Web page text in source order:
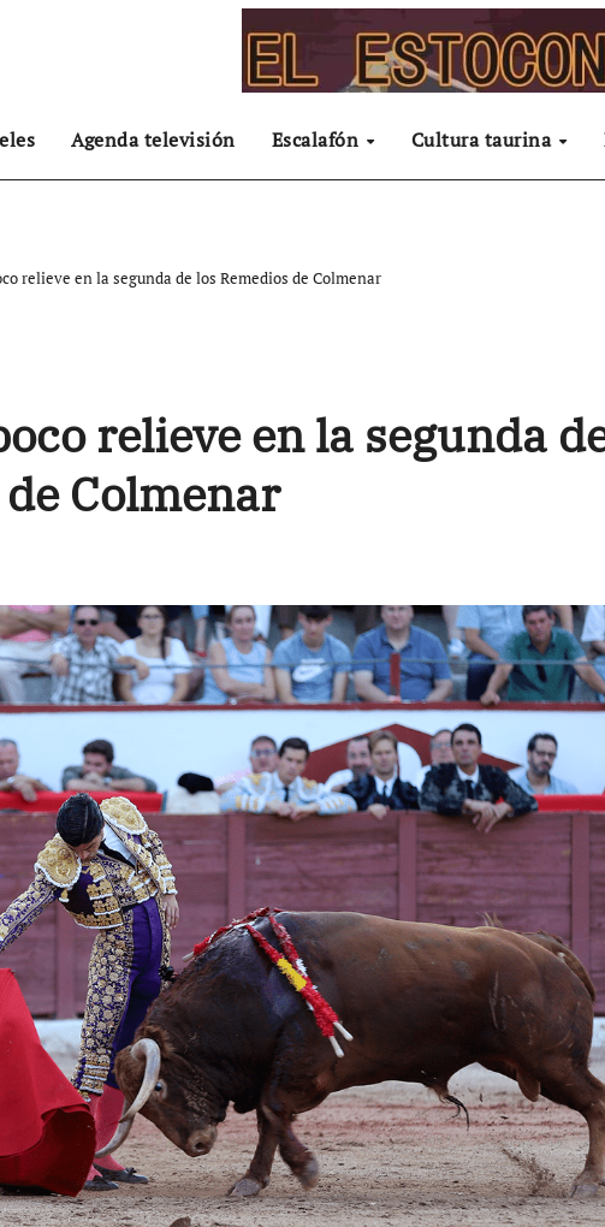
Agenda televisión Escalafón Cultura taurina
relieve en la segunda de los Remedios de Colmenar
relieve en la segunda
Colmenar